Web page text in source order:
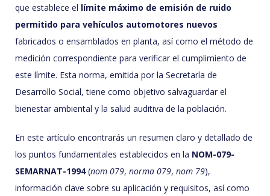
que establece el límite máximo de emisión de ruido
permitido para vehículos automotores nuevos
fabricados o ensamblados en planta, así como el método de
medición correspondiente para verificar el cumplimiento de
este límite. Esta norma, emitida por la Secretaría de
Desarrollo Social, tiene como objetivo salvaguardar el
bienestar ambiental y la salud auditiva de la población.
En este artículo encontrarás un resumen claro y detallado de
los puntos fundamentales establecidos en la NOM-079-
SEMARNAT-1994(nom 079, norma 079, nom 79),
información clave sobre su aplicación y requisitos, así como